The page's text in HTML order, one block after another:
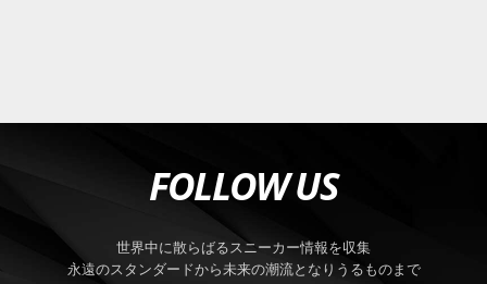
FOLLOW US
世界中に散らばるスニーカー情報を収集
永遠のスタンダードから未来の潮流となりうるものまで